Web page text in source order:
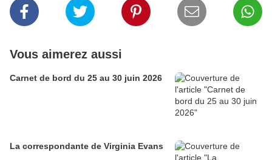
Vous aimerez aussi
Carnet de bord du 25 au 30 juin 2026
La correspondante de Virginia Evans